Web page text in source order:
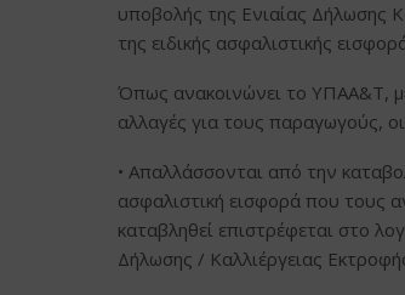
υποβολής της Ενιαίας Δήλωσης
της ειδικής ασφαλιστικής
Όπως ανακοινώνει το ΥΠΑΑ&Τ,
αλλαγές για τους παραγωγούς,
• Απαλλάσσονται από την
ασφαλιστική εισφορά που τους
καταβληθεί επιστρέφεται στο
Δήλωσης / Καλλιέργειας